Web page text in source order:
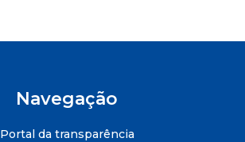
Navegação
Portal da transparência